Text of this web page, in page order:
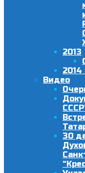
2013
2014
Видео
30